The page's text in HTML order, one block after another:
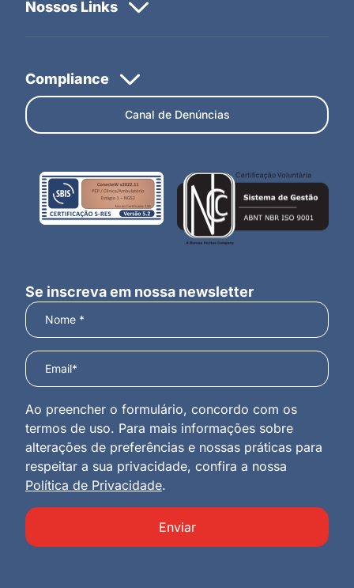
Canal de Denúncias
Se inscreva em nossa newsletter
Ao preencher o formulário, concordo com os
termos de uso. Para mais informações sobre
alterações de preferências e nossas práticas para
respeitar a sua privacidade, confira a nossa
Política de Privacidade.
Enviar